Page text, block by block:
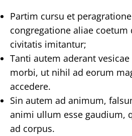
Partim cursu et
congregatione aliae
civitatis imitantur;
Tanti autem aderant
morbi, ut nihil ad eorum
accedere.
Sin autem ad animum,
animi ullum esse gaudium,
ad corpus.